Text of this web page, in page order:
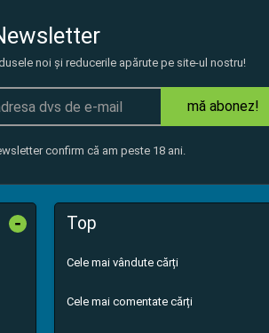
noi și reducerile apărute pe site-ul nostru!
mă abonez!
confirm că am peste 18 ani.
- Top
Cele mai vândute cărți
Cele mai comentate cărți